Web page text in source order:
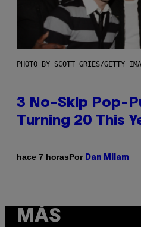
PHOTO BY SCOTT GRIES/GETTY
3 No-Skip Pop-
Turning 20 This
hace 7 horasPor Dan Milam
MÁS